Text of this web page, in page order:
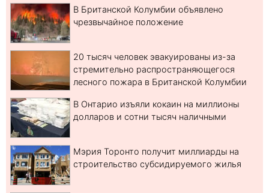
В Британской Колумбии объявлено
чрезвычайное положение
20 тысяч человек эвакуированы из-за
стремительно распространяющегося
лесного пожара в Британской Колумбии
В Онтарио изъяли кокаин на миллионы
долларов и сотни тысяч наличными
Мэрия Торонто получит миллиарды на
строительство субсидируемого жилья